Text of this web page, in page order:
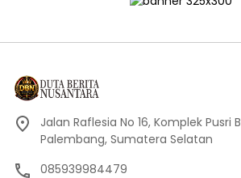
Jalan Raflesia No 16, Komplek Pusri
Palembang, Sumatera Selatan
085939984479